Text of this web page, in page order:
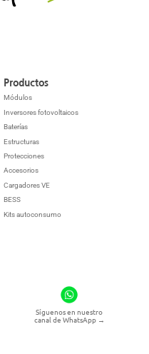
Productos
Módulos
Inversores fotovoltaicos
Baterías
Estructuras
Protecciones
Accesorios
Cargadores VE
BESS
Kits autoconsumo
Síguenos en nuestro
canal de WhatsApp →